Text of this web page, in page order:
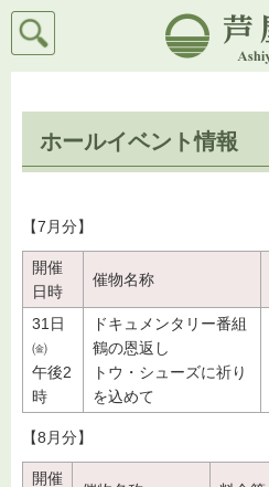
芦屋市
検索
ホールイベント情報
【7月分】
開催
日時
催物名称
31日
㈮
午後2
時
ドキュメンタリー番組
鶴の恩返し
トウ・シューズに祈り
を込めて
【8月分】
開催